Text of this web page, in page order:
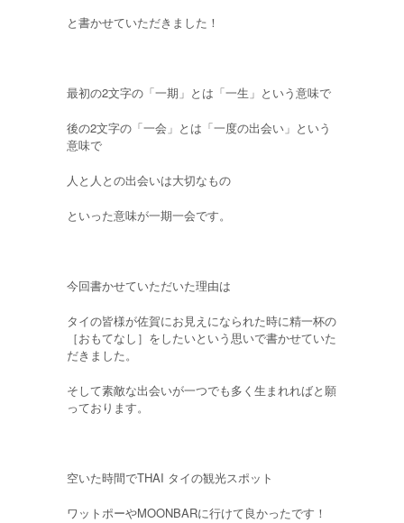
と書かせていただきました！
最初の2文字の「一期」とは「一生」という意味で
後の2文字の「一会」とは「一度の出会い」という
意味で
人と人との出会いは大切なもの
といった意味が一期一会です。
今回書かせていただいた理由は
タイの皆様が佐賀にお見えになられた時に精一杯の
［おもてなし］をしたいという思いで書かせていた
だきました。
そして素敵な出会いが一つでも多く生まれればと願
っております。
空いた時間でTHAI タイの観光スポット
ワットポーやMOONBARに行けて良かったです！